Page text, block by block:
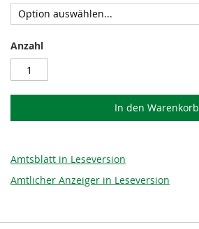
Anzahl
In den Warenkorb
Amtsblatt in Leseversion
Amtlicher Anzeiger in Leseversion